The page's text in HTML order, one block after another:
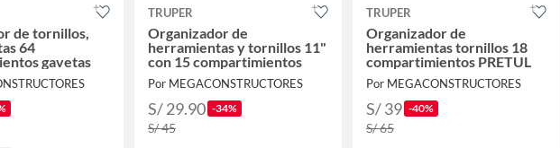
de tornillos,
64
gavetas
TRUPER
Organizador de
herramientas y tornillos 11"
con 15 compartimientos
Por MEGACONSTRUCTORES
S/ 29.90 -34%
S/ 45
TRUPER
Organizador de
herramientas tornillos 18
compartimientos PRETUL
Por MEGACONSTRUCTORES
S/ 39 -40%
S/ 65